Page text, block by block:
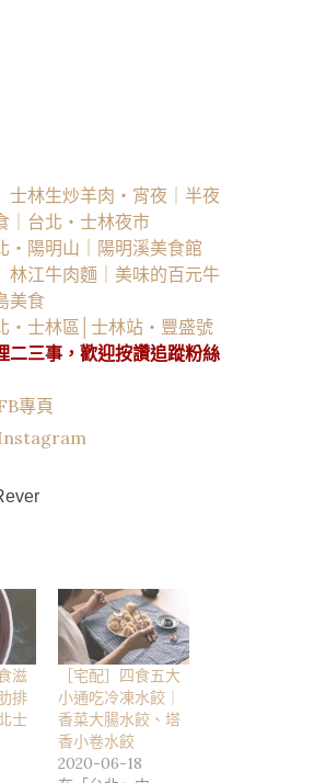
士林生炒羊肉・宵夜｜半夜
｜台北・士林夜市
・陽明山｜陽明溪美食館
林江牛肉麵｜美味的百元牛
美食
・士林區│士林站・豐盛號
二三事，歡迎按讚追蹤粉絲
專頁
滋
排
士
［宅配］四食五大
小通吃冷凍水餃｜
香菜大腸水餃、塔
香小卷水餃
2020-06-18